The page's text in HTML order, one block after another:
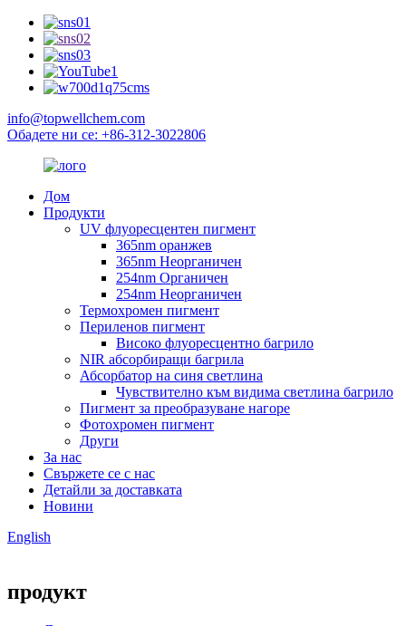
info@topwellchem.com
Обадете ни се: +86-312-3022806
Дом
Продукти
UV флуоресцентен пигмент
365nm оранжев
365nm Неорганичен
254nm Органичен
254nm Неорганичен
Термохромен пигмент
Периленов пигмент
Високо флуоресцентно багрило
NIR абсорбиращи багрила
Абсорбатор на синя светлина
Чувствително към видима светлина багрило
Пигмент за преобразуване нагоре
Фотохромен пигмент
Други
За нас
Свържете се с нас
Детайли за доставката
Новини
English
продукт